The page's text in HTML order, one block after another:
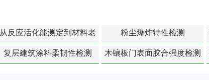
从反应活化能测定到材料老
化寿命预测的经典模型
粉尘爆炸特性检测
复层建筑涂料柔韧性检测 木镶板门表面胶合强度检测